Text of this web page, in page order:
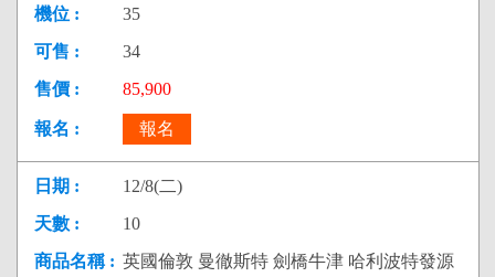
35
34
85,900
報名
12/8(二)
10
英國倫敦 曼徹斯特 劍橋牛津 哈利波特發源